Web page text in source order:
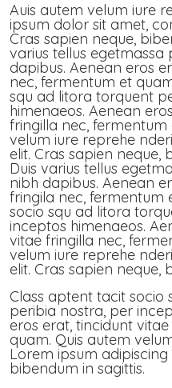
Auis autem velum iure
ipsum dolor sit amet,
Cras sapien neque,
varius tellus egetmassa
dapibus. Aenean eros
nec, fermentum et
squ ad litora torquent
himenaeos. Aenean
fringilla nec, fermentum
velum iure reprehe
elit. Cras sapien neque,
Duis varius tellus
nibh dapibus. Aenean
fringila nec, fermentum
socio squ ad litora
inceptos himenaeos.
vitae fringilla nec,
velum iure reprehe
elit. Cras sapien neque,
Class aptent tacit
peribia nostra, per
eros erat, tincidunt
quam. Quis autem
Lorem ipsum adipiscing
bibendum in sagittis.